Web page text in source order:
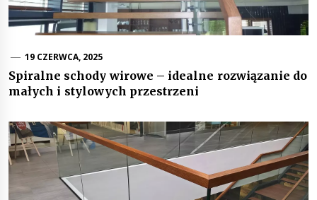
19 CZERWCA, 2025
Spiralne schody wirowe – idealne rozwiązanie do
małych i stylowych przestrzeni